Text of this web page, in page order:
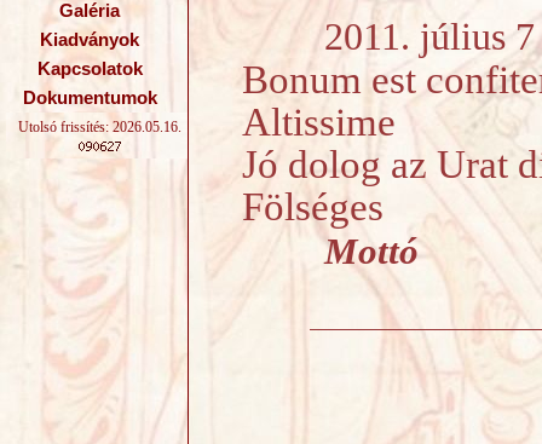
Galéria
Kiadványok
Kapcsolatok
Dokumentumok
Utolsó frissítés: 2026.05.16.
2011. július 7
Bonum est
Altissime
Jó dolog az Urat
Fölséges
Mottó